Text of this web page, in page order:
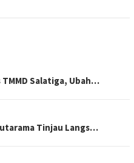
Salatiga, Ubah…
Tinjau Langs…